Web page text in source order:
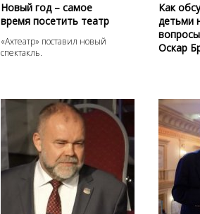
Новый год – самое
время посетить театр
«Ахтеатр» поставил новый
спектакль.
Как
детьми
Оскар